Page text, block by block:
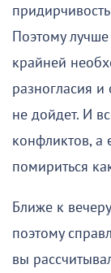
Поэтому
крайней
разногласия
не дойдет. И
конфликтов, а
помириться
Ближе к
поэтому
вы